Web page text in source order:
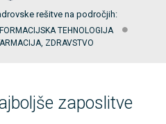
rešitve na področjih:
TEHNOLOGIJA
ZDRAVSTVO
zaposlitve